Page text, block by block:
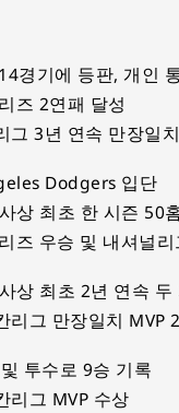
경기에 등판, 개인
즈 2연패 달성
그 3년 연속 만장일
Dodgers 입단
상 최초 한 시즌 50
즈 우승 및 내셔널
상 최초 2년 연속
리그 만장일치 MVP
투수로 9승 기록
리그 MVP 수상